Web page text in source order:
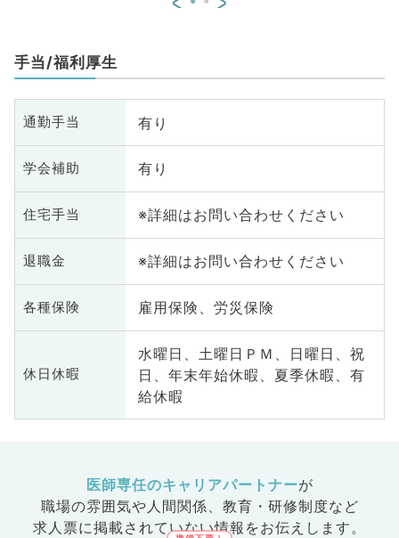
手当/福利厚生
通勤手当 有り
学会補助 有り
住宅手当 ※詳細はお問い合わせください
退職金 ※詳細はお問い合わせください
各種保険 雇用保険、労災保険
休日休暇
水曜日、土曜日ＰＭ、日曜日、祝
日、年末年始休暇、夏季休暇、有
給休暇
医師専任のキャリアパートナーが
職場の雰囲気や人間関係、 教育・研修制度など
求人票に掲載されていない情報をお伝えします。